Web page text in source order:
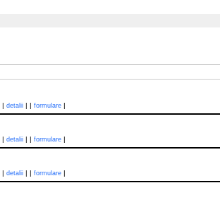
| detalii | | formulare |
| detalii | | formulare |
| detalii | | formulare |